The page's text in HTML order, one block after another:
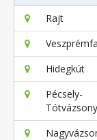
Rajt
Hidegkút
Pécsely-